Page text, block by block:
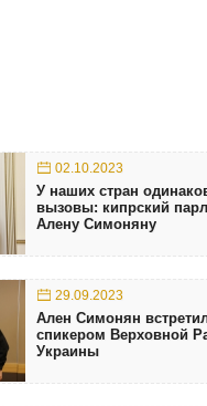
02.10.2023
У наших стран
вызовы: кипрский
Алену Симоняну
29.09.2023
Ален Симонян
спикером Верховной
Украины